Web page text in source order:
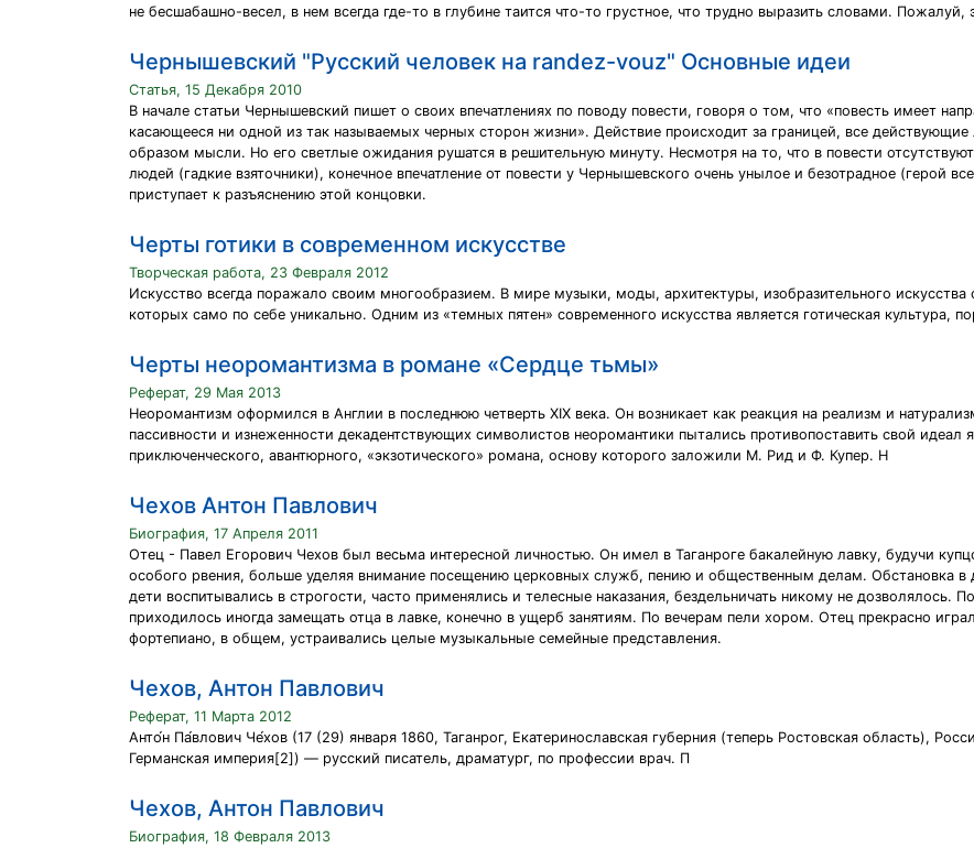
не бесшабашно-весел, в нем всегда где-то в глубине таится что-то грустное, что трудно выразить словами. Пожалуй,
Чернышевский "Русский человек на randez-vouz" Основные идеи
Статья, 15 Декабря 2010
В начале статьи Чернышевский пишет о своих впечатлениях по поводу повести, говоря о том, что «повесть имеет
касающееся ни одной из так называемых черных сторон жизни». Действие происходит за границей, все
образом мысли. Но его светлые ожидания рушатся в решительную минуту. Несмотря на то, что в повести
людей (гадкие взяточники), конечное впечатление от повести у Чернышевского очень унылое и безотрадное (герой
приступает к разъяснению этой концовки.
Черты готики в современном искусстве
Творческая работа, 23 Февраля 2012
Искусство всегда поражало своим многообразием. В мире музыки, моды, архитектуры, изобразительного
которых само по себе уникально. Одним из «темных пятен» современного искусства является готическая
Черты неоромантизма в романе «Сердце тьмы»
Реферат, 29 Мая 2013
Неоромантизм оформился в Англии в последнюю четверть XIX века. Он возникает как реакция на реализм и
пассивности и изнеженности декадентствующих символистов неоромантики пытались противопоставить свой
приключенческого, авантюрного, «экзотического» романа, основу которого заложили М. Рид и Ф. Купер. Н
Чехов Антон Павлович
Биография, 17 Апреля 2011
Отец - Павел Егорович Чехов был весьма интересной личностью. Он имел в Таганроге бакалейную лавку, будучи
особого рвения, больше уделяя внимание посещению церковных служб, пению и общественным делам. Обстановка
дети воспитывались в строгости, часто применялись и телесные наказания, бездельничать никому не
приходилось иногда замещать отца в лавке, конечно в ущерб занятиям. По вечерам пели хором. Отец прекрасно
фортепиано, в общем, устраивались целые музыкальные семейные представления.
Чехов, Антон Павлович
Реферат, 11 Марта 2012
Анто́н Па́влович Че́хов (17 (29) января 1860, Таганрог, Екатеринославская губерния (теперь Ростовская область),
Германская империя[2]) — русский писатель, драматург, по профессии врач. П
Чехов, Антон Павлович
Биография, 18 Февраля 2013